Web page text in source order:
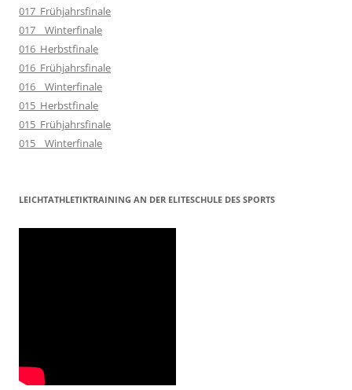
017_Frühjahrsfinale
017__Winterfinale
016_Herbstfinale
016_Frühjahrsfinale
016__Winterfinale
015_Herbstfinale
015_Frühjahrsfinale
015__Winterfinale
LEICHTATHLETIKTRAINING AN DER ELITESCHULE DES SPORTS